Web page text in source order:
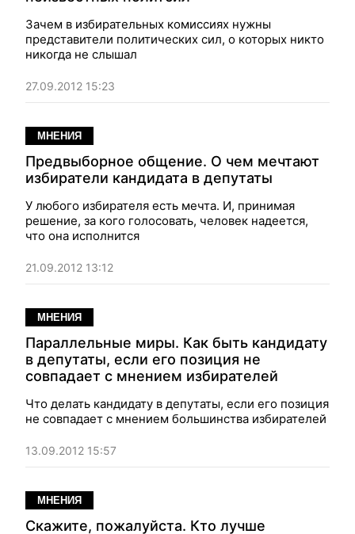
Зачем в избирательных комиссиях нужны
представители политических сил, о которых никто
никогда не слышал
27.09.2012 15:23
МНЕНИЯ
Предвыборное общение. О чем мечтают
избиратели кандидата в депутаты
У любого избирателя есть мечта. И, принимая
решение, за кого голосовать, человек надеется,
что она исполнится
21.09.2012 13:12
МНЕНИЯ
Параллельные миры. Как быть кандидату
в депутаты, если его позиция не
совпадает с мнением избирателей
Что делать кандидату в депутаты, если его позиция
не совпадает с мнением большинства избирателей
13.09.2012 15:57
МНЕНИЯ
Скажите, пожалуйста. Кто лучше